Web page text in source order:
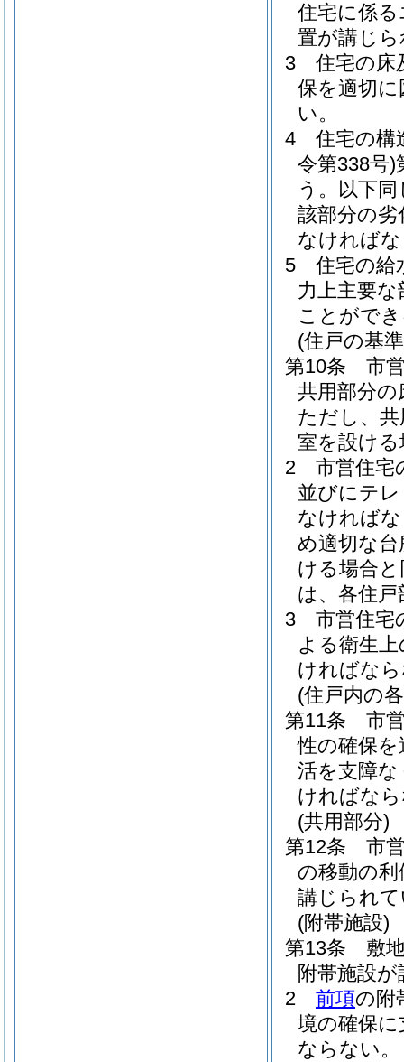
住宅に係
置が講じ
3
住宅の床
保を適切
い。
4
住宅の構
令第338号)
う。以下同
該部分の
なければ
5
住宅の給
力上主要
ことがで
(住戸の基
第10条
市
共用部分の
ただし、
室を設け
2
市営住宅
並びにテ
なければ
め適切な
ける場合
は、各住
3
市営住宅
よる衛生
ければな
(住戸内の
第11条
市
性の確保
活を支障
ければな
(共用部分)
第12条
市
の移動の
講じられ
(附帯施設)
第13条
敷
附帯施設
2
前項の附
境の確保
ならない。